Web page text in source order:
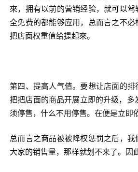
來，拥有以前的营销经验，就可以
全免费的都能够应用，总而言之不
把店面权重值给提起來。
第四、提高人气值。要想让店面的
把把店面的商品开展立即的升级，
须停售，什么不用停售。在便是立即
总而言之商品被被降权惩罚之后，
大家的销售量，那样就划不来了。因